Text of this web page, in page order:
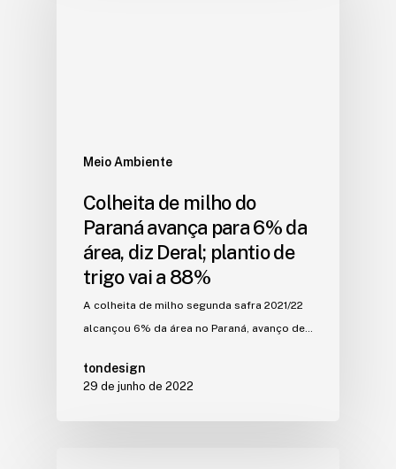
Meio Ambiente
Colheita de milho do
Paraná avança para 6% da
área, diz Deral; plantio de
trigo vai a 88%
A colheita de milho segunda safra 2021/22
alcançou 6% da área no Paraná, avanço de…
tondesign
29 de junho de 2022